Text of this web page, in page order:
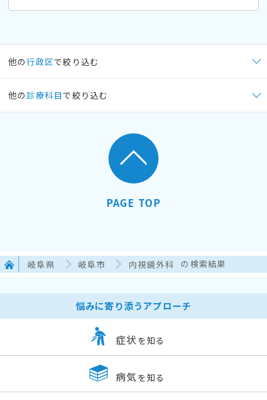
他の行政区で絞り込む
他の 診療科目で絞り込む
PAGE TOP
岐阜県 岐阜市 内視鏡外科 の検索結果
悩みに寄り添うアプローチ
症状 を知る
病気 を知る